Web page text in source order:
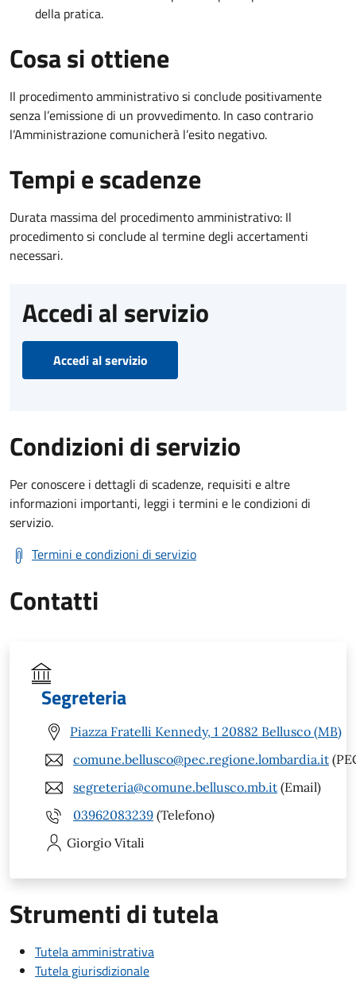
della pratica.
Cosa si ottiene
Il procedimento amministrativo si conclude positivamente
senza l’emissione di un provvedimento. In caso contrario
l’Amministrazione comunicherà l’esito negativo.
Tempi e scadenze
Durata massima del procedimento amministrativo: Il
procedimento si conclude al termine degli accertamenti
necessari.
Accedi al servizio
Accedi al servizio
Condizioni di servizio
Per conoscere i dettagli di scadenze, requisiti e altre
informazioni importanti, leggi i termini e le condizioni di
servizio.
Termini e condizioni di servizio
Contatti
Segreteria
Piazza Fratelli Kennedy, 1 20882 Bellusco (MB)
comune.bellusco@pec.regione.lombardia.it
segreteria@comune.bellusco.mb.it (Email)
03962083239 (Telefono)
Giorgio Vitali
Strumenti di tutela
Tutela amministrativa
Tutela giurisdizionale